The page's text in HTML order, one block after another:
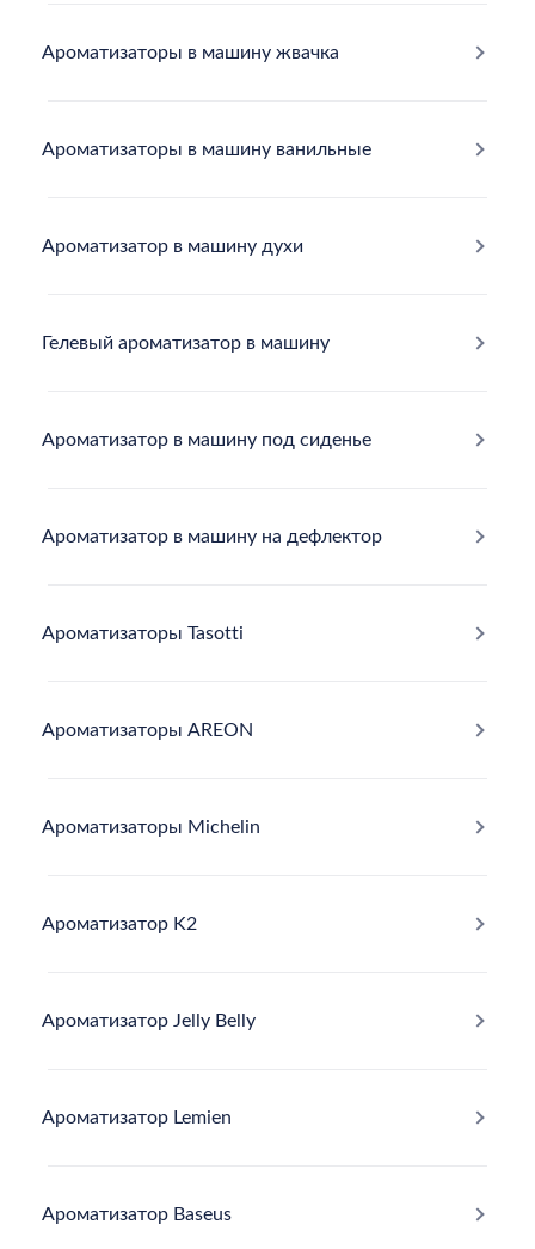
Ароматизаторы в машину жвачка
Ароматизаторы в машину ванильные
Ароматизатор в машину духи
Гелевый ароматизатор в машину
Ароматизатор в машину под сиденье
Ароматизатор в машину на дефлектор
Ароматизаторы Tasotti
Ароматизаторы AREON
Ароматизаторы Michelin
Ароматизатор K2
Ароматизатор Jelly Belly
Ароматизатор Lemien
Ароматизатор Baseus